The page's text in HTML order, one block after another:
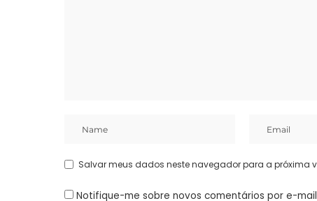
Salvar meus dados neste navegador para a próxima
Notifique-me sobre novos comentários por e-